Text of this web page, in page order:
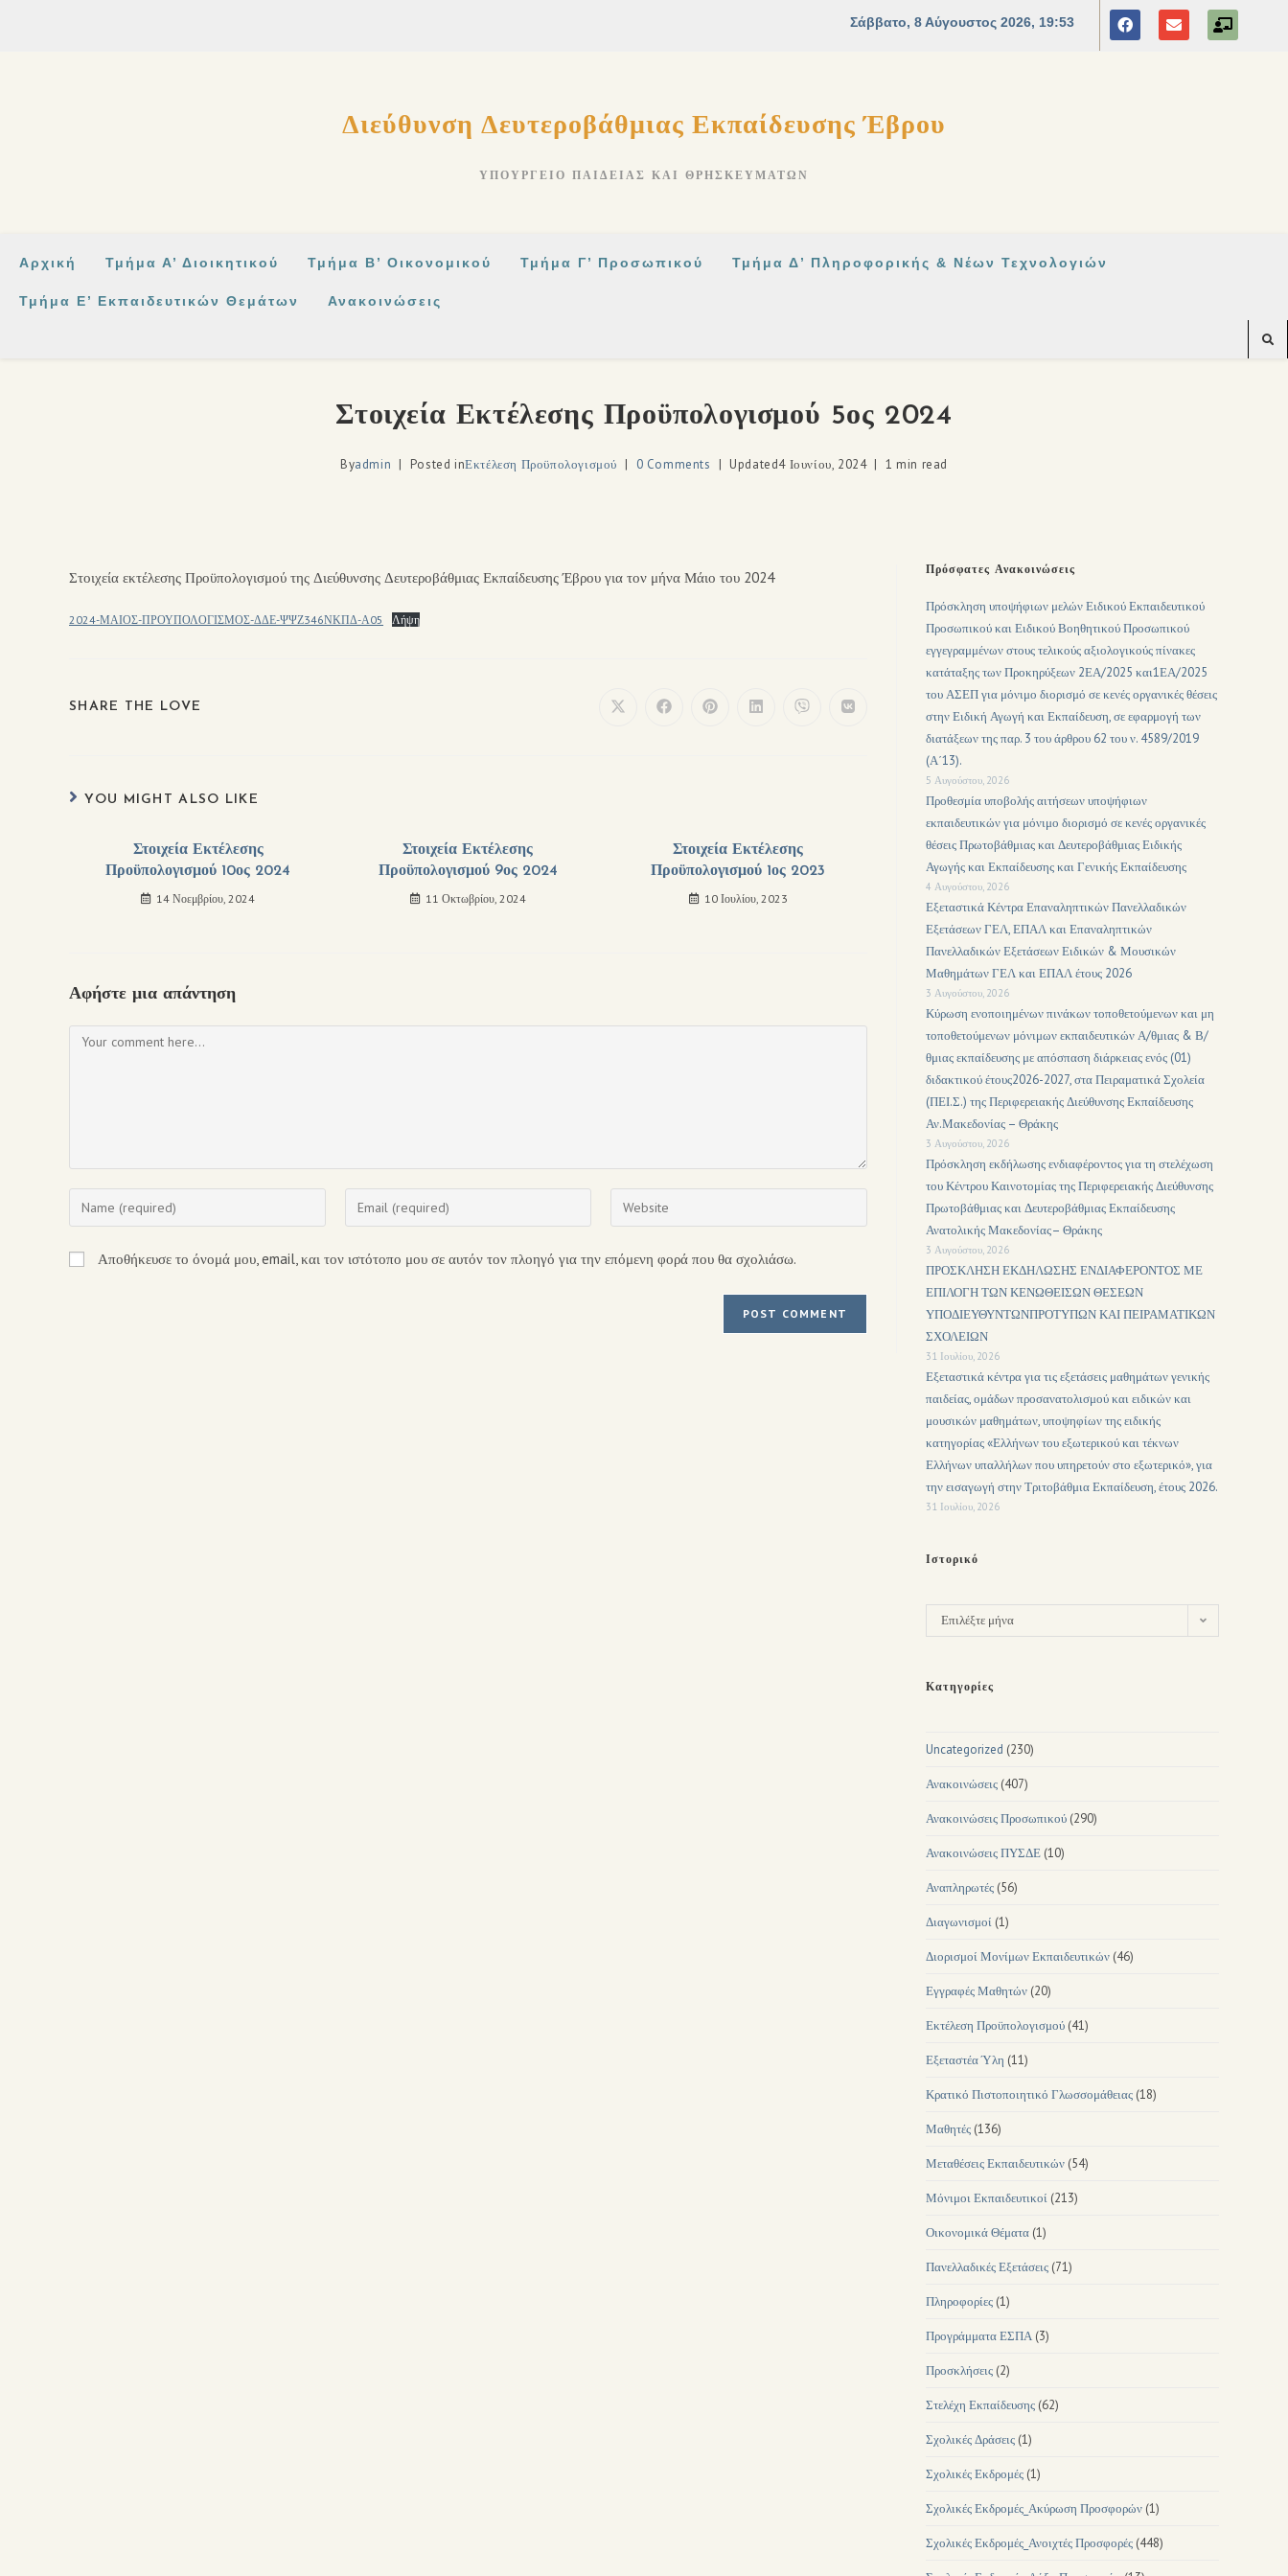
Διεύθυνση Δευτεροβάθμιας Εκπαίδευσης Έβρου
ΥΠΟΥΡΓΕΊΟ ΠΑΙΔΕΊΑΣ ΚΑΙ ΘΡΗΣΚΕΥΜΆΤΩΝ
Αρχική Τμήμα Α’ Διοικητικού Τμήμα Β’ Οικονομικού Τμήμα Γ’ Προσωπικού Τμήμα Δ’ Πληροφορικής & Νέων Τεχνολογιών
Τμήμα Ε’ Εκπαιδευτικών Θεμάτων Ανακοινώσεις
Στοιχεία Εκτέλεσης Προϋπολογισμού 5ος 2024
Byadmin Posted inΕκτέλεση Προϋπολογισμού 0 Comments Updated4 Ιουνίου, 2024 1 min read
Στοιχεία εκτέλεσης Προϋπολογισμού της Διεύθυνσης Δευτεροβάθμιας Εκπαίδευσης Έβρου για τον μήνα Μάιο του 2024
2024-ΜΑΙΟΣ-ΠΡΟΥΠΟΛΟΓΙΣΜΟΣ-ΔΔΕ-ΨΨΖ346ΝΚΠΔ-Α05 Λήψη
SHARE THE LOVE
YOU MIGHT ALSO LIKE
Στοιχεία Εκτέλεσης
Προϋπολογισμού 10ος 2024
14 Νοεμβρίου, 2024
Στοιχεία Εκτέλεσης
Προϋπολογισμού 9ος 2024
11 Οκτωβρίου, 2024
Στοιχεία Εκτέλεσης
Προϋπολογισμού 1ος 2023
10 Ιουλίου, 2023
Αφήστε μια απάντηση
Αποθήκευσε το όνομά μου, email, και τον ιστότοπο μου σε αυτόν τον πλοηγό για την επόμενη φορά που θα σχολιάσω.
Πρόσφατες Ανακοινώσεις
Πρόσκληση υποψήφιων μελών Ειδικού Εκπαιδευτικού
Προσωπικού και Ειδικού Βοηθητικού Προσωπικού
εγγεγραμμένων στους τελικούς αξιολογικούς πίνακες
κατάταξης των Προκηρύξεων 2ΕΑ/2025 και1ΕΑ/2025
του ΑΣΕΠ για μόνιμο διορισμό σε κενές οργανικές θέσεις
στην Ειδική Αγωγή και Εκπαίδευση, σε εφαρμογή των
διατάξεων της παρ. 3 του άρθρου 62 του ν. 4589/2019
(Α΄13).
5 Αυγούστου, 2026
Προθεσμία υποβολής αιτήσεων υποψήφιων
εκπαιδευτικών για μόνιμο διορισμό σε κενές οργανικές
θέσεις Πρωτοβάθμιας και Δευτεροβάθμιας Ειδικής
Αγωγής και Εκπαίδευσης και Γενικής Εκπαίδευσης
4 Αυγούστου, 2026
Εξεταστικά Κέντρα Επαναληπτικών Πανελλαδικών
Εξετάσεων ΓΕΛ, ΕΠΑΛ και Επαναληπτικών
Πανελλαδικών Εξετάσεων Ειδικών & Μουσικών
Μαθημάτων ΓΕΛ και ΕΠΑΛ έτους 2026
3 Αυγούστου, 2026
Κύρωση ενοποιημένων πινάκων τοποθετούμενων και μη
τοποθετούμενων μόνιμων εκπαιδευτικών Α/θμιας & Β/
θμιας εκπαίδευσης με απόσπαση διάρκειας ενός (01)
διδακτικού έτους2026-2027, στα Πειραματικά Σχολεία
(ΠΕΙ.Σ.) της Περιφερειακής Διεύθυνσης Εκπαίδευσης
Αν.Μακεδονίας – Θράκης
3 Αυγούστου, 2026
Πρόσκληση εκδήλωσης ενδιαφέροντος για τη στελέχωση
του Κέντρου Καινοτομίας της Περιφερειακής Διεύθυνσης
Πρωτοβάθμιας και Δευτεροβάθμιας Εκπαίδευσης
Ανατολικής Μακεδονίας– Θράκης
3 Αυγούστου, 2026
ΠΡΟΣΚΛΗΣΗ ΕΚΔΗΛΩΣΗΣ ΕΝΔΙΑΦΕΡΟΝΤΟΣ ΜΕ
ΕΠΙΛΟΓΗ ΤΩΝ ΚΕΝΩΘΕΙΣΩΝ ΘΕΣΕΩΝ
ΥΠΟΔΙΕΥΘΥΝΤΩΝΠΡΟΤΥΠΩΝ ΚΑΙ ΠΕΙΡΑΜΑΤΙΚΩΝ
ΣΧΟΛΕΙΩΝ
31 Ιουλίου, 2026
Εξεταστικά κέντρα για τις εξετάσεις μαθημάτων γενικής
παιδείας, ομάδων προσανατολισμού και ειδικών και
μουσικών μαθημάτων, υποψηφίων της ειδικής
κατηγορίας «Ελλήνων του εξωτερικού και τέκνων
Ελλήνων υπαλλήλων που υπηρετούν στο εξωτερικό», για
την εισαγωγή στην Τριτοβάθμια Εκπαίδευση, έτους 2026.
31 Ιουλίου, 2026
Ιστορικό
Επιλέξτε μήνα
Κατηγορίες
Uncategorized (230)
Ανακοινώσεις (407)
Ανακοινώσεις Προσωπικού (290)
Ανακοινώσεις ΠΥΣΔΕ (10)
Αναπληρωτές (56)
Διαγωνισμοί (1)
Διορισμοί Μονίμων Εκπαιδευτικών (46)
Εγγραφές Μαθητών (20)
Εκτέλεση Προϋπολογισμού (41)
Εξεταστέα Ύλη (11)
Κρατικό Πιστοποιητικό Γλωσσομάθειας (18)
Μαθητές (136)
Μεταθέσεις Εκπαιδευτικών (54)
Μόνιμοι Εκπαιδευτικοί (213)
Οικονομικά Θέματα (1)
Πανελλαδικές Εξετάσεις (71)
Πληροφορίες (1)
Προγράμματα ΕΣΠΑ (3)
Προσκλήσεις (2)
Στελέχη Εκπαίδευσης (62)
Σχολικές Δράσεις (1)
Σχολικές Εκδρομές (1)
Σχολικές Εκδρομές_Ακύρωση Προσφορών (1)
Σχολικές Εκδρομές_Ανοιχτές Προσφορές (448)